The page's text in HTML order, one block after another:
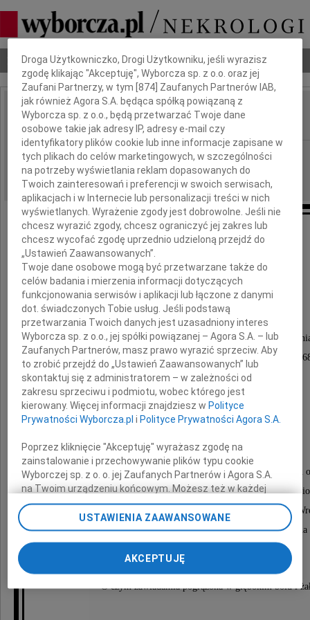
Nekrologi Odeszli Poradnik pogrzebowy
IMIĘ I NAZWISKO: Marian Wtorkowski
REGION: Częstochowa
DATA EMISJI: 14.08.2014
"Śpieszmy się kochać ludzi,
tak szybko odchodzą..."
Z głębokim smutkiem i żalem zawiadamiamy, że 12
opatrzony świętymi sakramentami zmarł w wieku
Marian Wtorkowski
Wystawienie trumny z ciałem nastąpi 16 sierpnia 2014 roku
w kaplicy przy kościele parafialnym. Msza święta
o godz. 15.00 w kościele pw. św. Piotra i Pawła - ul.
Po mszy św. nastąpi złożenie trumny z ciałem w grobie na
O czym zawiadamia pogrążona w głębokim bólu i
Dbamy o Twoją prywatność
Droga Użytkowniczko, Drogi Użytkowniku, jeśli wyrazisz
zgodę klikając "Akceptuję", Wyborcza sp. z o.o. oraz jej
Zaufani Partnerzy, w tym [874 ] Zaufanych Partnerów IAB,
jak również Agora S.A. będąca spółką powiązaną z
Wyborcza sp. z o.o., będą przetwarzać Twoje dane
osobowe takie jak adresy IP, adresy e-mail czy
identyfikatory plików cookie lub inne informacje zapisane w
tych plikach do celów marketingowych, w szczególności
na potrzeby wyświetlania reklam dopasowanych do
Twoich zainteresowań i preferencji w swoich serwisach,
aplikacjach i w Internecie lub personalizacji treści w nich
wyświetlanych. Wyrażenie zgody jest dobrowolne. Jeśli nie
chcesz wyrazić zgody, chcesz ograniczyć jej zakres lub
chcesz wycofać zgodę uprzednio udzieloną przejdź do
„Ustawień Zaawansowanych”.
Twoje dane osobowe mogą być przetwarzane także do
celów badania i mierzenia informacji dotyczących
funkcjonowania serwisów i aplikacji lub łączone z danymi
dot. świadczonych Tobie usług. Jeśli podstawą
przetwarzania Twoich danych jest uzasadniony interes
Wyborcza sp. z o.o., jej spółki powiązanej – Agora S.A. – lub
Zaufanych Partnerów, masz prawo wyrazić sprzeciw. Aby
to zrobić przejdź do „Ustawień Zaawansowanych” lub
skontaktuj się z administratorem – w zależności od
zakresu sprzeciwu i podmiotu, wobec którego jest
kierowany. Więcej informacji znajdziesz w Polityce
Prywatności Wyborcza.pl i Polityce Prywatności Agora S.A.
Poprzez kliknięcie "Akceptuję" wyrażasz zgodę na
zainstalowanie i przechowywanie plików typu cookie
Wyborczej sp. z o. o. jej Zaufanych Partnerów i Agora S.A.
na Twoim urządzeniu końcowym. Możesz też w każdej
chwili zmienić swoje preferencje dot. plików cookie,
ponownie wywołując narzędzie do zarządzania Twoimi
preferencjami dot. przetwarzania danych poprzez
odnośnik „Ustawienia prywatności” w stopce serwisu i
przechodząc do sekcji „Ustawienia zaawansowane”.
Zmiana ustawień plików cookie możliwa jest także za
USTAWIENIA ZAAWANSOWANE
AKCEPTUJĘ